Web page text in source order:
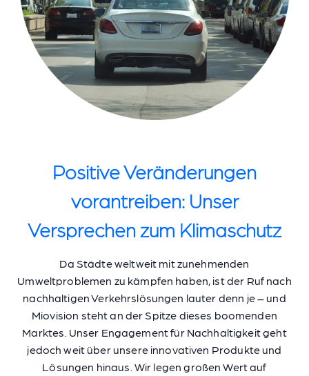
Positive Veränderungen
vorantreiben: Unser
Versprechen zum Klimaschutz
Da Städte weltweit mit zunehmenden
Umweltproblemen zu kämpfen haben, ist der Ruf nach
nachhaltigen Verkehrslösungen lauter denn je – und
Miovision steht an der Spitze dieses boomenden
Marktes. Unser Engagement für Nachhaltigkeit geht
jedoch weit über unsere innovativen Produkte und
Lösungen hinaus. Wir legen großen Wert auf